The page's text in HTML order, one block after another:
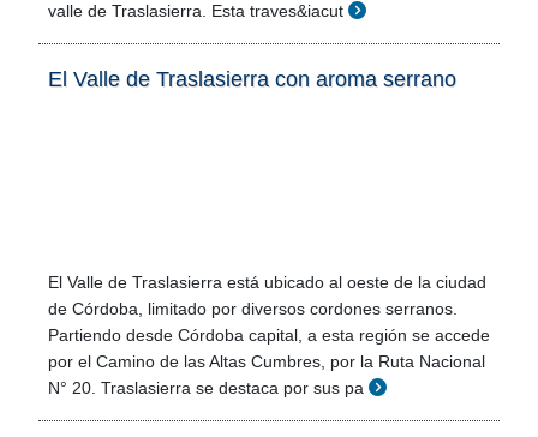
valle de Traslasierra. Esta traves&iacut
El Valle de Traslasierra con aroma serrano
El Valle de Traslasierra está ubicado al oeste de la ciudad
de Córdoba, limitado por diversos cordones serranos.
Partiendo desde Córdoba capital, a esta región se accede
por el Camino de las Altas Cumbres, por la Ruta Nacional
N° 20. Traslasierra se destaca por sus pa